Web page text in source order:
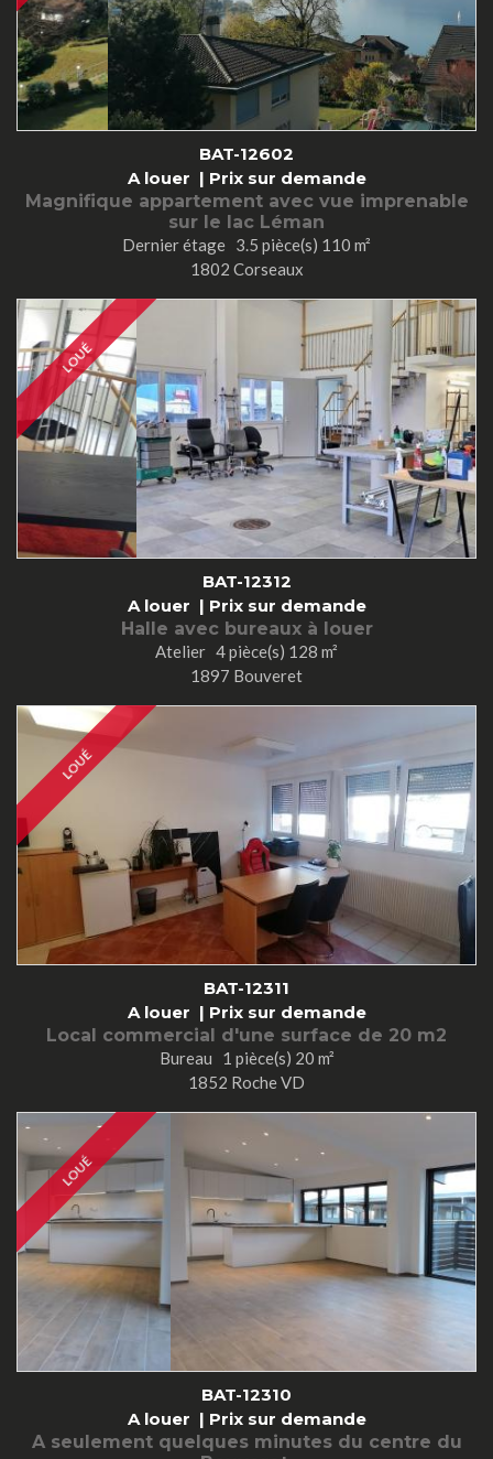
BAT-12602
A louer | Prix sur demande
Magnifique appartement avec vue imprenable
sur le lac Léman
Dernier étage 3.5 pièce(s) 110 m²
1802 Corseaux
LOUÉ
BAT-12312
A louer | Prix sur demande
Halle avec bureaux à louer
Atelier 4 pièce(s) 128 m²
1897 Bouveret
LOUÉ
BAT-12311
A louer | Prix sur demande
Local commercial d'une surface de 20 m2
Bureau 1 pièce(s) 20 m²
1852 Roche VD
LOUÉ
BAT-12310
A louer | Prix sur demande
A seulement quelques minutes du centre du